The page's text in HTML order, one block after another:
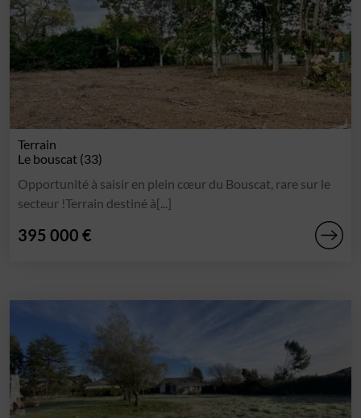
Terrain
Le bouscat (33)
Opportunité à saisir en plein cœur du Bouscat, rare sur le
secteur !Terrain destiné à[...]
395 000 €